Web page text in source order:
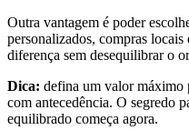
Outra vantagem é poder
personalizados, compras locais
diferença sem desequilibrar o
Dica: defina um valor máximo
com antecedência. O segredo
equilibrado começa agora.